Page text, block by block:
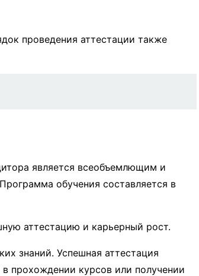
проведения аттестации также
является всеобъемлющим и
обучения составляется в
аттестацию и карьерный рост.
знаний. Успешная аттестация
прохождении курсов или получении